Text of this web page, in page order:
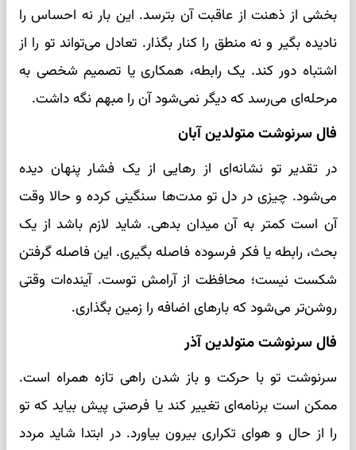
بخشی از ذهنت از عاقبت آن بترسد. این بار نه احساس را
نادیده بگیر و نه منطق را کنار بگذار. تعادل می‌تواند تو را از
اشتباه دور کند. یک رابطه، همکاری یا تصمیم شخصی به
مرحله‌ای می‌رسد که دیگر نمی‌شود آن را مبهم نگه داشت.
فال سرنوشت متولدین آبان
در تقدیر تو نشانه‌ای از رهایی از یک فشار پنهان دیده
می‌شود. چیزی در دل تو مدت‌ها سنگینی کرده و حالا وقت
آن است کمتر به آن میدان بدهی. شاید لازم باشد از یک
بحث، رابطه یا فکر فرسوده فاصله بگیری. این فاصله گرفتن
شکست نیست؛ محافظت از آرامش توست. آینده‌ات وقتی
روشن‌تر می‌شود که بارهای اضافه را زمین بگذاری.
فال سرنوشت متولدین آذر
سرنوشت تو با حرکت و باز شدن راهی تازه همراه است.
ممکن است برنامه‌ای تغییر کند یا فرصتی پیش بیاید که تو
را از حال و هوای تکراری بیرون بیاورد. در ابتدا شاید مردد